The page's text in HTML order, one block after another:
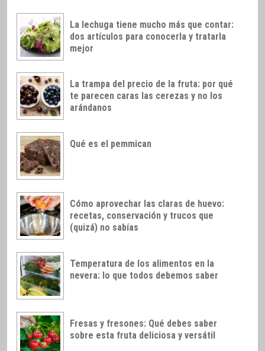
La lechuga tiene mucho más que contar:
dos artículos para conocerla y tratarla
mejor
La trampa del precio de la fruta: por qué
te parecen caras las cerezas y no los
arándanos
Qué es el pemmican
Cómo aprovechar las claras de huevo:
recetas, conservación y trucos que
(quizá) no sabías
Temperatura de los alimentos en la
nevera: lo que todos debemos saber
Fresas y fresones: Qué debes saber
sobre esta fruta deliciosa y versátil